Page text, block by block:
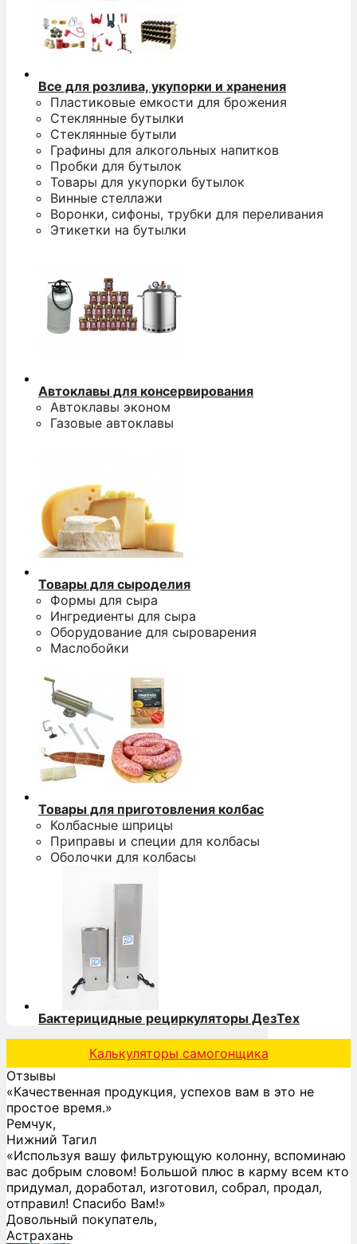
Все для розлива, укупорки и хранения
Пластиковые емкости для брожения
Стеклянные бутылки
Стеклянные бутыли
Графины для алкогольных напитков
Пробки для бутылок
Товары для укупорки бутылок
Винные стеллажи
Воронки, сифоны, трубки для переливания
Этикетки на бутылки
Автоклавы для консервирования
Автоклавы эконом
Газовые автоклавы
Товары для сыроделия
Формы для сыра
Ингредиенты для сыра
Оборудование для сыроварения
Маслобойки
Товары для приготовления колбас
Колбасные шприцы
Приправы и специи для колбасы
Оболочки для колбасы
Бактерицидные рециркуляторы ДезТех
Калькуляторы самогонщика
Отзывы
«Качественная продукция, успехов вам в это не
простое время.»
Ремчук,
Нижний Тагил
«Используя вашу фильтрующую колонну, вспоминаю
вас добрым словом! Большой плюс в карму всем кто
придумал, доработал, изготовил, собрал, продал,
отправил! Спасибо Вам!»
Довольный покупатель,
Астрахань